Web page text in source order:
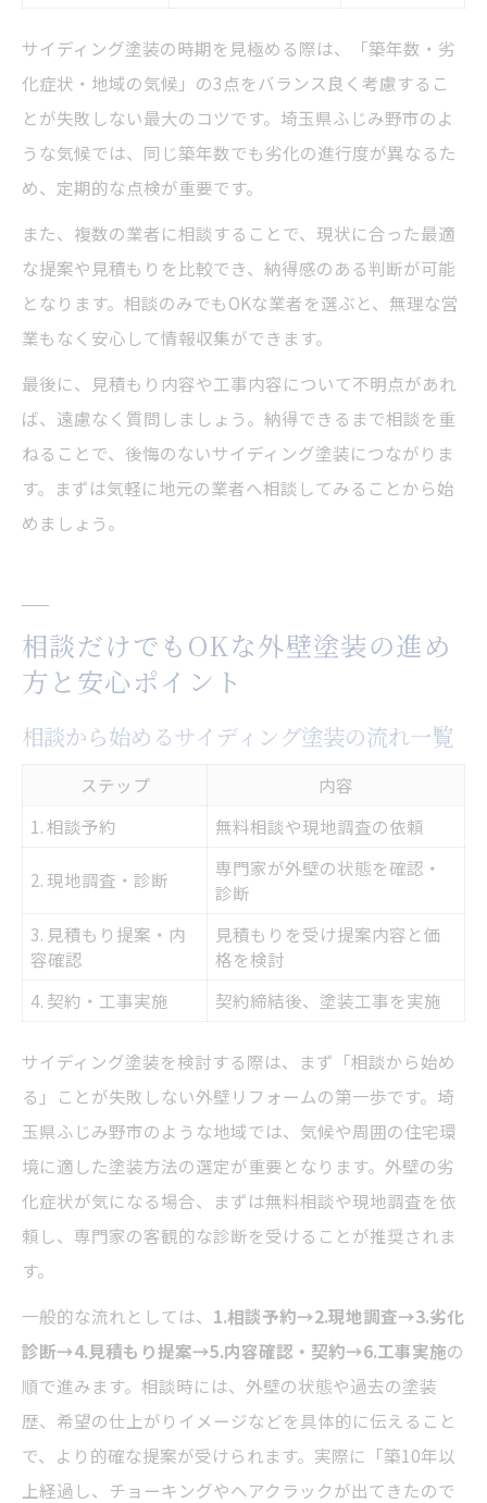
サイディング塗装の時期を見極める際は、「築年数・劣
化症状・地域の気候」の3点をバランス良く考慮するこ
とが失敗しない最大のコツです。埼玉県ふじみ野市のよ
うな気候では、同じ築年数でも劣化の進行度が異なるた
め、定期的な点検が重要です。
また、複数の業者に相談することで、現状に合った最適
な提案や見積もりを比較でき、納得感のある判断が可能
となります。相談のみでもOKな業者を選ぶと、無理な営
業もなく安心して情報収集ができます。
最後に、見積もり内容や工事内容について不明点があれ
ば、遠慮なく質問しましょう。納得できるまで相談を重
ねることで、後悔のないサイディング塗装につながりま
す。まずは気軽に地元の業者へ相談してみることから始
めましょう。
相談だけでもOKな外壁塗装の進め
方と安心ポイント
相談から始めるサイディング塗装の流れ一覧
ステップ
内容
1. 相談予約
無料相談や現地調査の依頼
2. 現地調査・診断
専門家が外壁の状態を確認・
診断
3. 見積もり提案・内
容確認
見積もりを受け提案内容と価
格を検討
4. 契約・工事実施
契約締結後、塗装工事を実施
サイディング塗装を検討する際は、まず「相談から始め
る」ことが失敗しない外壁リフォームの第一歩です。埼
玉県ふじみ野市のような地域では、気候や周囲の住宅環
境に適した塗装方法の選定が重要となります。外壁の劣
化症状が気になる場合、まずは無料相談や現地調査を依
頼し、専門家の客観的な診断を受けることが推奨されま
す。
一般的な流れとしては、 1.相談予約→2.現地調査→3.劣化
診断→4.見積もり提案→5.内容確認・契約→6.工事実施の
順で進みます。相談時には、外壁の状態や過去の塗装
歴、希望の仕上がりイメージなどを具体的に伝えること
で、より的確な提案が受けられます。実際に「築10年以
上経過し、チョーキングやヘアクラックが出てきたので